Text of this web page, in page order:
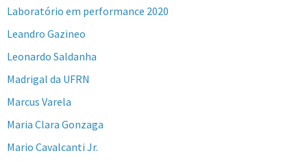
Laboratório em performance 2020
Leandro Gazineo
Leonardo Saldanha
Madrigal da UFRN
Marcus Varela
Maria Clara Gonzaga
Mario Cavalcanti Jr.